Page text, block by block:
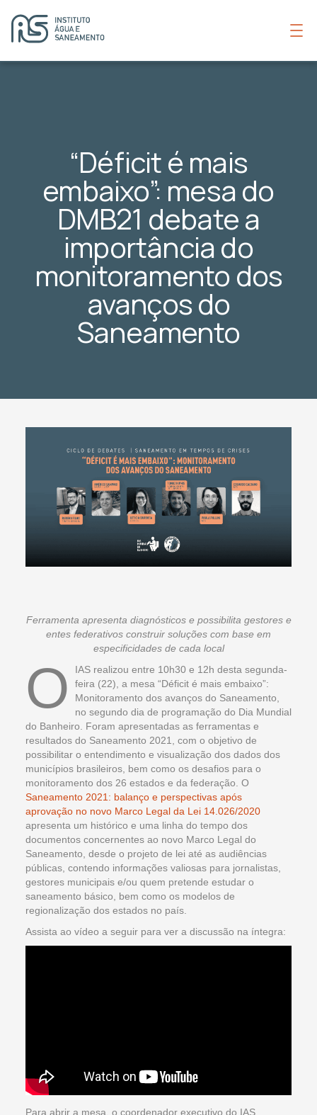
“Déficit é mais
embaixo”: mesa do
DMB21 debate a
importância do
monitoramento dos
avanços do
Saneamento
Ferramenta apresenta diagnósticos e possibilita gestores e
entes federativos construir soluções com base em
especificidades de cada local
O
IAS realizou entre 10h30 e 12h desta segunda-
feira (22), a mesa “Déficit é mais embaixo”:
Monitoramento dos avanços do Saneamento,
no segundo dia de programação do Dia Mundial
do Banheiro. Foram apresentadas as ferramentas e
resultados do Saneamento 2021, com o objetivo de
possibilitar o entendimento e visualização dos dados dos
municípios brasileiros, bem como os desafios para o
monitoramento dos 26 estados e da federação. O
Saneamento 2021: balanço e perspectivas após
aprovação no novo Marco Legal da Lei 14.026/2020
apresenta um histórico e uma linha do tempo dos
documentos concernentes ao novo Marco Legal do
Saneamento, desde o projeto de lei até as audiências
públicas, contendo informações valiosas para jornalistas,
gestores municipais e/ou quem pretende estudar o
saneamento básico, bem como os modelos de
regionalização dos estados no país.
Assista ao vídeo a seguir para ver a discussão na íntegra:
Para abrir a mesa, o coordenador executivo do IAS